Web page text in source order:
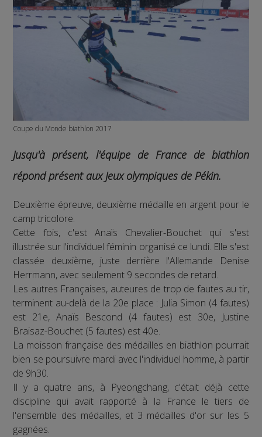
Coupe du Monde biathlon 2017
Jusqu'à présent, l'équipe de France de biathlon
répond présent aux Jeux olympiques de Pékin.
Deuxième épreuve, deuxième médaille en argent pour le
camp tricolore.
Cette fois, c'est Anaïs Chevalier-Bouchet qui s'est
illustrée sur l'individuel féminin organisé ce lundi. Elle s'est
classée deuxième, juste derrière l'Allemande Denise
Herrmann, avec seulement 9 secondes de retard.
Les autres Françaises, auteures de trop de fautes au tir,
terminent au-delà de la 20e place : Julia Simon (4 fautes)
est 21e, Anaïs Bescond (4 fautes) est 30e, Justine
Braisaz-Bouchet (5 fautes) est 40e.
La moisson française des médailles en biathlon pourrait
bien se poursuivre mardi avec l'individuel homme, à partir
de 9h30.
Il y a quatre ans, à Pyeongchang, c'était déjà cette
discipline qui avait rapporté à la France le tiers de
l'ensemble des médailles, et 3 médailles d'or sur les 5
gagnées.